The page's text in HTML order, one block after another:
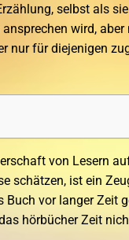
selbst als
wird,
nur für diejenigen
von Lesern
schätzen, ist ein
Buch vor langer Zeit
hörbücher Zeit